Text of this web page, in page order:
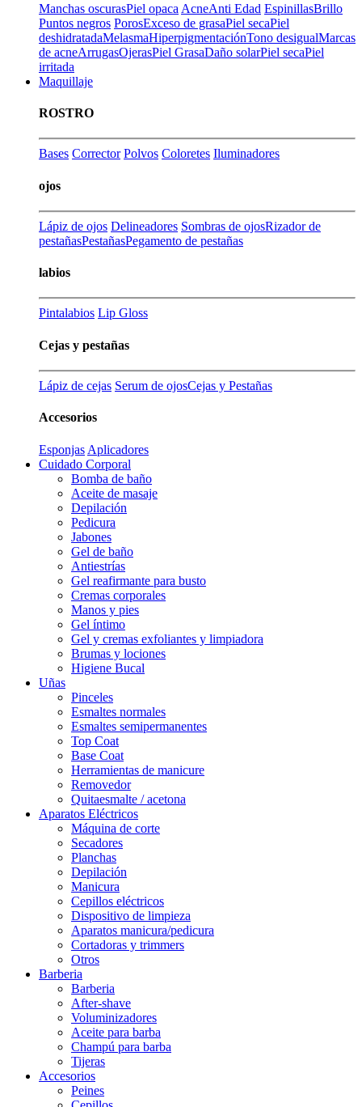
Manchas oscurasPiel opaca AcneAnti Edad EspinillasBrillo
Puntos negros PorosExceso de grasaPiel secaPiel
deshidratadaMelasmaHiperpigmentaciónTono desigualMarcas
de acneArrugasOjerasPiel GrasaDaño solarPiel secaPiel
irritada
Maquillaje
ROSTRO
Bases Corrector Polvos Coloretes Iluminadores
ojos
Lápiz de ojos Delineadores Sombras de ojosRizador de
pestañasPestañasPegamento de pestañas
labios
Pintalabios Lip Gloss
Cejas y pestañas
Lápiz de cejas Serum de ojosCejas y Pestañas
Accesorios
Esponjas Aplicadores
Cuidado Corporal
Bomba de baño
Aceite de masaje
Depilación
Pedicura
Jabones
Gel de baño
Antiestrías
Gel reafirmante para busto
Cremas corporales
Manos y pies
Gel íntimo
Gel y cremas exfoliantes y limpiadora
Brumas y lociones
Higiene Bucal
Uñas
Pinceles
Esmaltes normales
Esmaltes semipermanentes
Top Coat
Base Coat
Herramientas de manicure
Removedor
Quitaesmalte / acetona
Aparatos Eléctricos
Máquina de corte
Secadores
Planchas
Depilación
Manicura
Cepillos eléctricos
Dispositivo de limpieza
Aparatos manicura/pedicura
Cortadoras y trimmers
Otros
Barberia
Barberia
After-shave
Voluminizadores
Aceite para barba
Champú para barba
Tijeras
Accesorios
Peines